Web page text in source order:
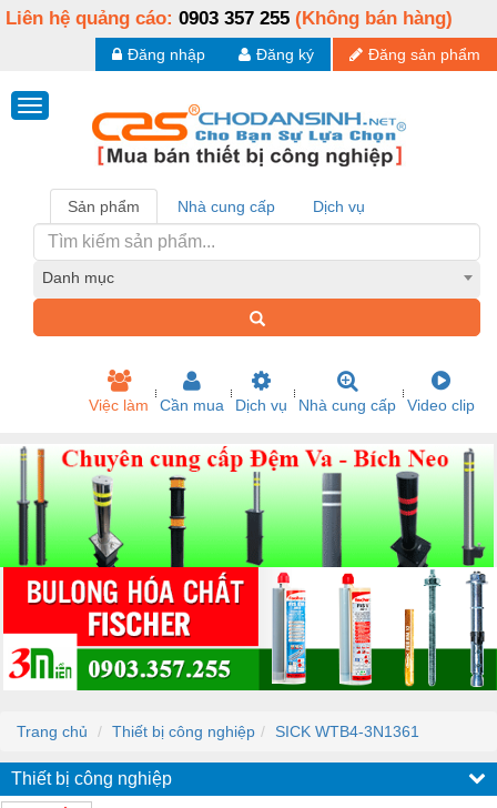
Liên hệ quảng cáo: 0903 357 255 (Không bán hàng)
Đăng sản phẩm
Đăng ký
Đăng nhập
Sản phẩm Nhà cung cấp Dịch vụ
Danh mục
Việc làm Cần mua Dịch vụ Nhà cung cấp Video clip
Trang chủ Thiết bị công nghiệp SICK WTB4-3N1361
Thiết bị công nghiệp